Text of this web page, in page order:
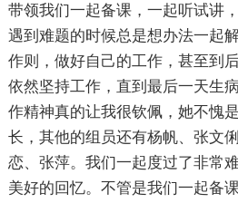
带领我们一起备课，一起听试讲
遇到难题的时候总是想办法一起
作则，做好自己的工作，甚至到
依然坚持工作，直到最后一天生
作精神真的让我很钦佩，她不愧
长，其他的组员还有杨帆、张文
恋、张萍。我们一起度过了非常
美好的回忆。不管是我们一起备